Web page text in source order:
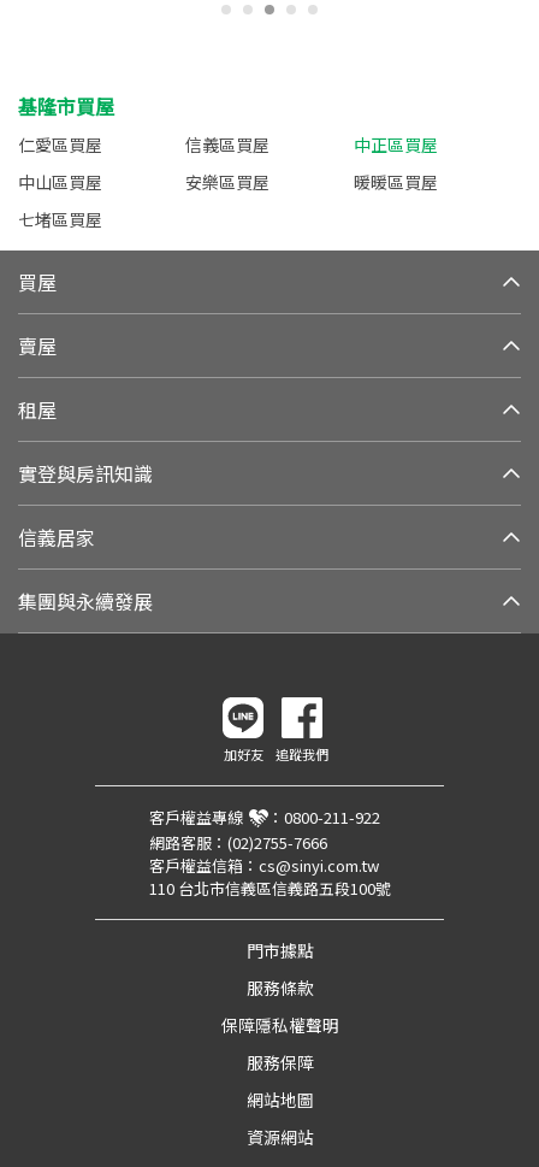
基隆市買屋
仁愛區買屋 信義區買屋
中正區買屋
中山區買屋
安樂區買屋
暖暖區買屋
七堵區買屋
買屋
賣屋
租屋
實登與房訊知識
信義居家
集團與永續發展
加好友 追蹤我們
客戶權益專線 ： 0800-211-922
網路客服： (02)2755-7666
客戶權益信箱： cs@sinyi.com.tw
110 台北市信義區信義路五段100號
門市據點
服務條款
保障隱私權聲明
服務保障
網站地圖
資源網站